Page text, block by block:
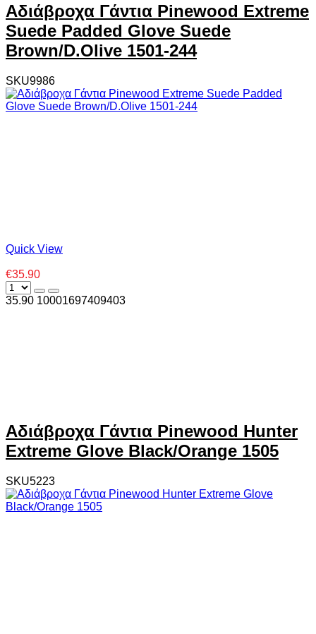
Αδιάβροχα Γάντια Pinewood Extreme
Suede Padded Glove Suede
Brown/D.Olive 1501-244
SKU9986
Quick View
€35.90
35.90 10001697409403
Αδιάβροχα Γάντια Pinewood Hunter
Extreme Glove Black/Orange 1505
SKU5223